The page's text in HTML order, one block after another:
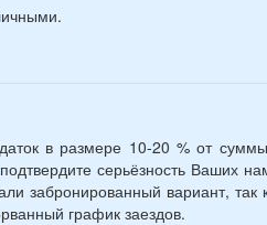
в размере 10-20 % от
серьёзность Ваших
забронированный вариант, так
график заездов.